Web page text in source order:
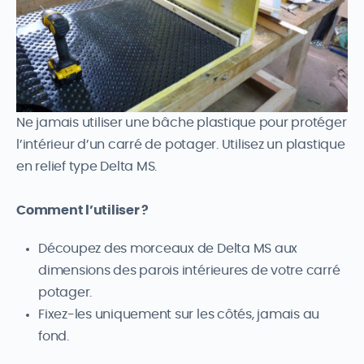
Ne jamais utiliser une bâche plastique pour protéger
l’intérieur d’un carré de potager. Utilisez un plastique
en relief type Delta MS.
Comment l’utiliser ?
Découpez des morceaux de Delta MS aux
dimensions des parois intérieures de votre carré
potager.
Fixez-les uniquement sur les côtés, jamais au
fond.